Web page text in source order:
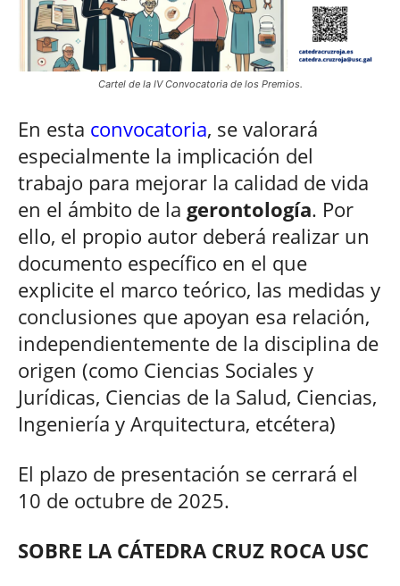
Cartel de la IV Convocatoria de los Premios.
En esta convocatoria, se valorará
especialmente la implicación del
trabajo para mejorar la calidad de vida
en el ámbito de la gerontología. Por
ello, el propio autor deberá realizar un
documento específico en el que
explicite el marco teórico, las medidas y
conclusiones que apoyan esa relación,
independientemente de la disciplina de
origen (como Ciencias Sociales y
Jurídicas, Ciencias de la Salud, Ciencias,
Ingeniería y Arquitectura, etcétera)
El plazo de presentación se cerrará el
10 de octubre de 2025.
SOBRE LA CÁTEDRA CRUZ ROCA USC